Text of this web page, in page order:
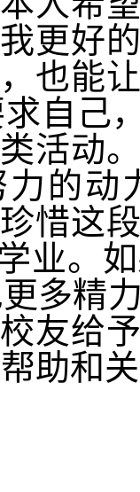
更好
也能
自己
活动
的动
惜这
业。
多精
友给
助和